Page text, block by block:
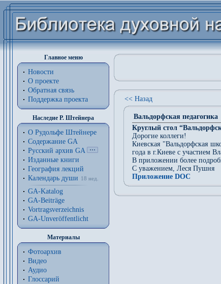
Главное меню
Новости
О проекте
Обратная связь
Поддержка проекта
Наследие Р. Штейнера
О Рудольфе Штейнере
Содержание GA
Русский архив GA
Изданные книги
География лекций
Календарь души
18 нед.
GA-Katalog
GA-Beiträge
Vortragsverzeichnis
GA-Unveröffentlicht
Материалы
Фотоархив
Видео
Аудио
Глоссарий
<< Назад
Вальдорфская педагогика
Круглый стол
Дорогие коллеги!
Киевская "Вальдорфская
года в г.Киеве с участием
В приложении более
С уважением, Леся Пушня
Приложение DOC